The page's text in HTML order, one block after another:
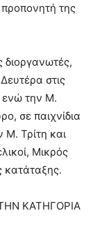
της
διοργανωτές,
στις
ενώ την Μ.
σε παιχνίδια
Μ. Τρίτη και
Μικρός
κατάταξης.
ΚΑΤΗΓΟΡΙΑ